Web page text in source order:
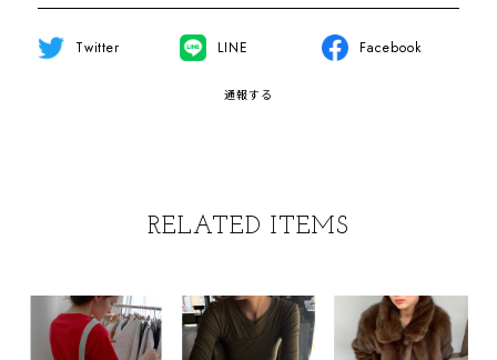
Twitter LINE Facebook
通報する
RELATED ITEMS